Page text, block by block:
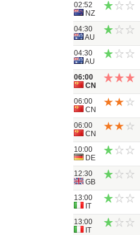
02:52
NZ
04:30
AU
04:30
AU
06:00
CN
06:00
CN
06:00
CN
10:00
DE
12:30
GB
13:00
IT
13:00
IT